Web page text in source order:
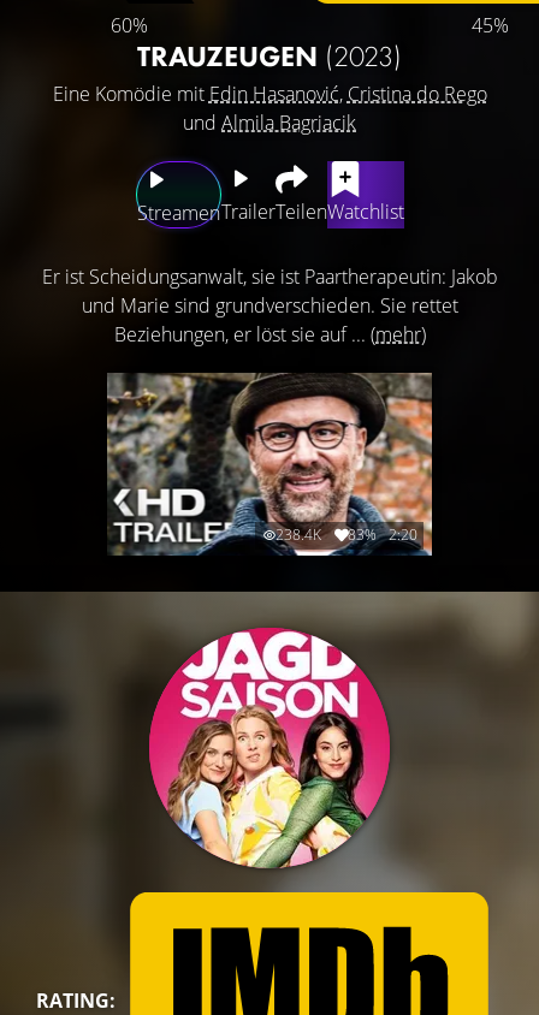
60% 45%
TRAUZEUGEN (2023)
Eine Komödie mit Edin Hasanović, Cristina do Rego
und Almila Bagriacik
StreamenTrailerTeilenWatchlist
Er ist Scheidungsanwalt, sie ist Paartherapeutin: Jakob
und Marie sind grundverschieden. Sie rettet
Beziehungen, er löst sie auf ... (mehr)
238.4K 83% 2:20
RATING: